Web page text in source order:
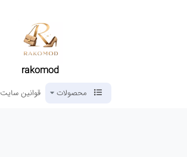
rakomod
محصولات قوانین سایت